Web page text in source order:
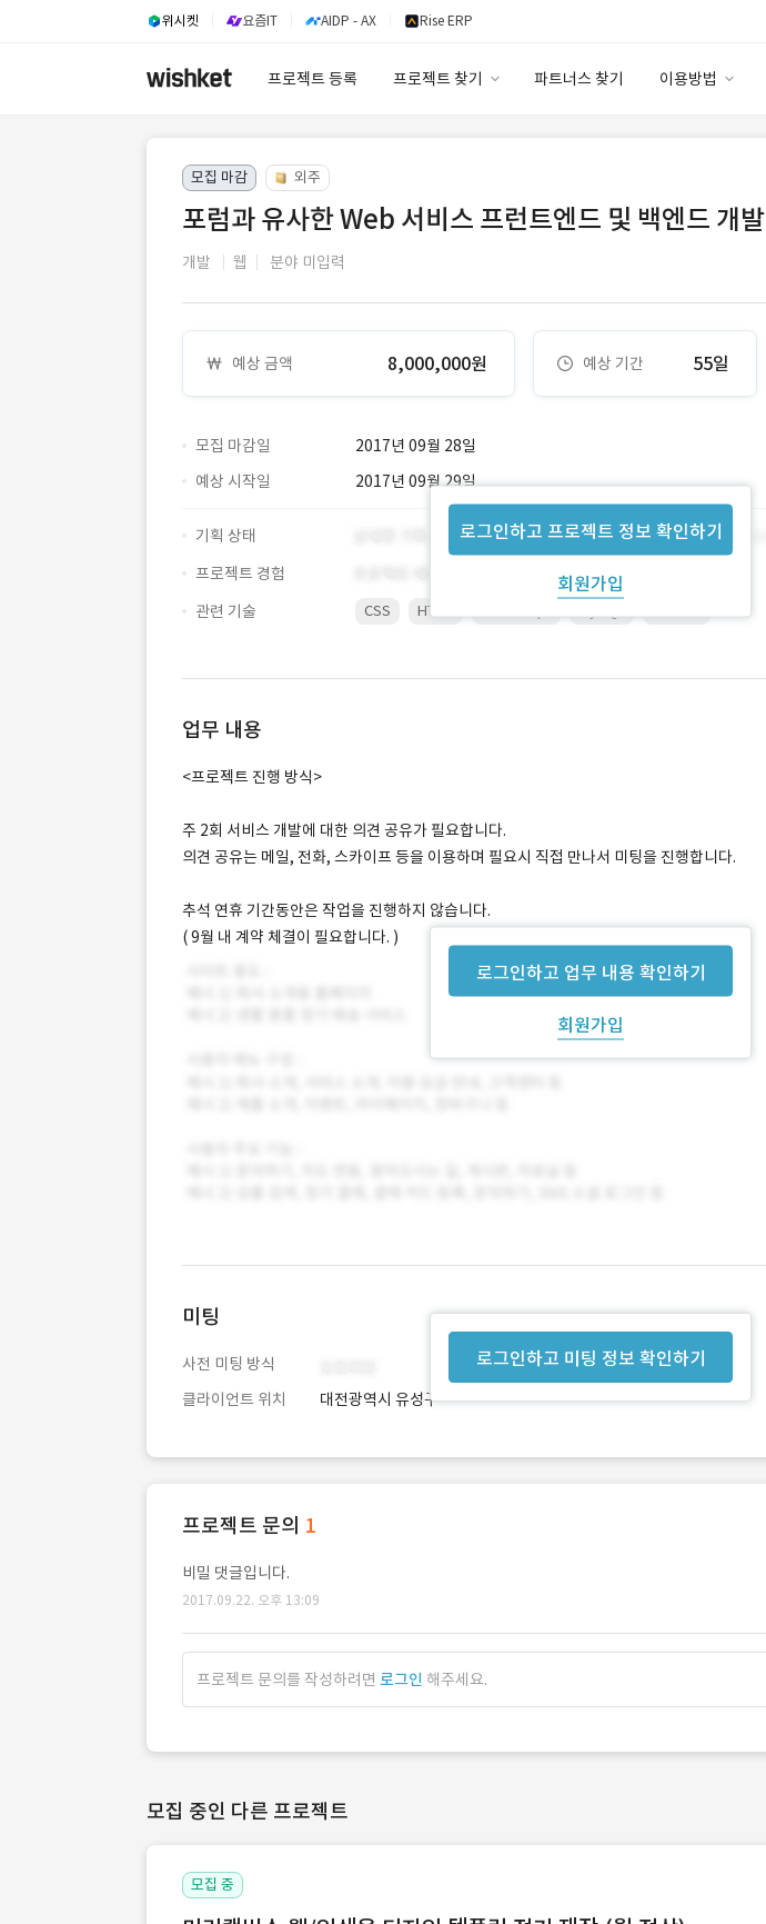
위시켓 요즘IT AIDP - AX Rise ERP
프로젝트 등록 프로젝트 찾기 파트너스 찾기 이용방법
이용요금
고객센터
모집 마감 외주
포럼과 유사한 Web 서비스 프런트엔드 및 백엔드 개발
개발 웹 분야 미입력
예상 금액 8,000,000원 예상 기간 55일
모집 마감일 2017년 09월 28일
로그인하고 프로젝트 정보 확인하기
회원가입
예상 시작일 2017년 09월 29일
기획 상태
프로젝트 경험
관련 기술
CSS HTML
업무 내용
로그인하고 업무 내용 확인하기
회원가입
<프로젝트 진행 방식>
주 2회 서비스 개발에 대한 의견 공유가 필요합니다.
의견 공유는 메일, 전화, 스카이프 등을 이용하며 필요시 직접 만나서 미팅을 진행합니다.
추석 연휴 기간동안은 작업을 진행하지 않습니다.
( 9월 내 계약 체결이 필요합니다. )
로그인하고 미팅 정보 확인하기
미팅
사전 미팅 방식
클라이언트 위치
대전광역시 유성구
프로젝트 문의 1
비밀 댓글입니다.
2017.09.22. 오후 13:09
프로젝트 문의를 작성하려면 로그인 해주세요.
모집 중인 다른 프로젝트
모집 중